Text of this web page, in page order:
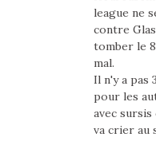
league ne
contre
tomber le
mal.
Il n'y a pas
pour les
avec
va crier au